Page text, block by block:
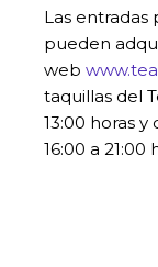
Las entradas
pueden
web
taquillas del
13:00 horas
16:00 a 21:00